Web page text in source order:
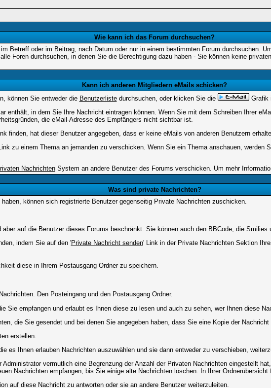
Wie kann ich das Forum durchsuchen?
Betreff oder im Beitrag, nach Datum oder nur in einem bestimmten Forum durchsuchen.
Foren durchsuchen, in denen Sie die Berechtigung dazu haben - Sie können keine
Kann ich anderen Mitgliedern eMails schicken?
können Sie entweder die Benutzerlistedurchsuchen, oder klicken Sie die
Grafik
enthält, in dem Sie Ihre Nachricht eintragen können. Wenn Sie mit dem Schreiben Ihrer
die eMail-Adresse des Empfängers nicht sichtbar ist.
finden, hat dieser Benutzer angegeben, dass er keine eMails von anderen Benutzern
zu einem Thema an jemanden zu verschicken. Wenn Sie ein Thema anschauen, werden
NachrichtenSystem an andere Benutzer des Forums verschicken. Um mehr
Was sind private Nachrichten?
können sich registrierte Benutzer gegenseitig Private Nachrichten zuschicken.
auf die Benutzer dieses Forums beschränkt. Sie können auch den BBCode, die Smilies
indem Sie auf den 'Private Nachricht senden' Link in der Private Nachrichten Sektion
diese in Ihrem Postausgang Ordner zu speichern.
Den Posteingang und den Postausgang Ordner.
Sie empfangen und erlaubt es Ihnen diese zu lesen und auch zu sehen, wer Ihnen diese
die Sie gesendet und bei denen Sie angegeben haben, dass Sie eine Kopie der
erstellen.
es Ihnen erlauben Nachrichten auszuwählen und sie dann entweder zu verschieben,
vermutlich eine Begrenzung der Anzahl der Privaten Nachrichten eingestellt
Nachrichten empfangen, bis Sie einige alte Nachrichten löschen. In Ihrer
auf diese Nachricht zu antworten oder sie an andere Benutzer weiterzuleiten.